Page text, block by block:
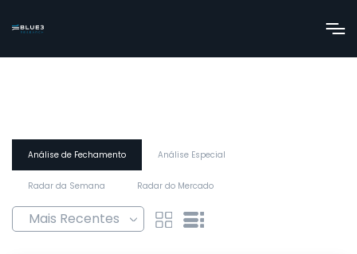
Análise de Fechamento Análise Especial
Radar da Semana Radar do Mercado